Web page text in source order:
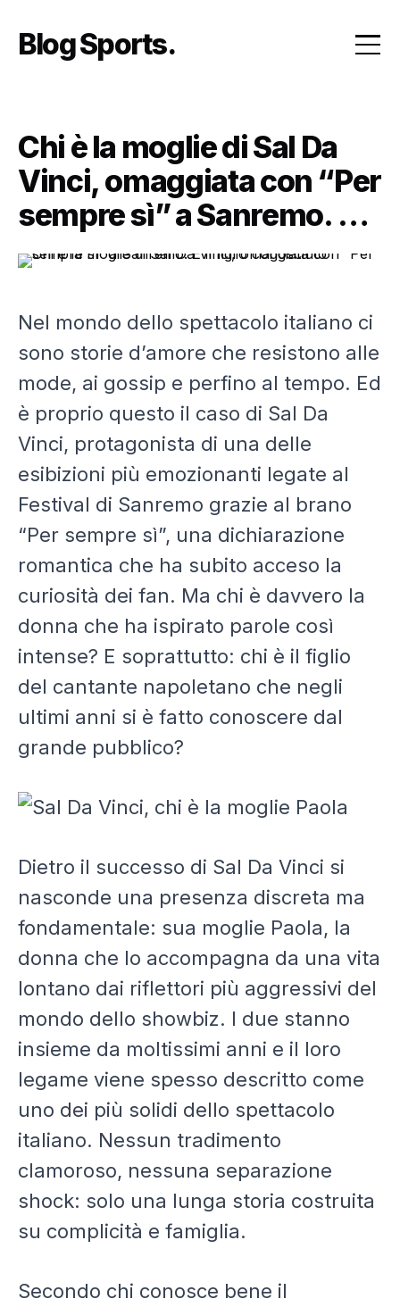
content
Blog Sports
Chi è la moglie di Sal Da
Vinci, omaggiata con “Per
sempre sì” a Sanremo. E il
figlio conosciuto
Nel mondo dello spettacolo italiano ci
sono storie d’amore che resistono alle
mode, ai gossip e perfino al tempo. Ed
è proprio questo il caso di Sal Da
Vinci, protagonista di una delle
esibizioni più emozionanti legate al
Festival di Sanremo grazie al brano
“Per sempre sì”, una dichiarazione
romantica che ha subito acceso la
curiosità dei fan. Ma chi è davvero la
donna che ha ispirato parole così
intense? E soprattutto: chi è il figlio
del cantante napoletano che negli
ultimi anni si è fatto conoscere dal
grande pubblico?
Dietro il successo di Sal Da Vinci si
nasconde una presenza discreta ma
fondamentale: sua moglie Paola, la
donna che lo accompagna da una vita
lontano dai riflettori più aggressivi del
mondo dello showbiz. I due stanno
insieme da moltissimi anni e il loro
legame viene spesso descritto come
uno dei più solidi dello spettacolo
italiano. Nessun tradimento
clamoroso, nessuna separazione
shock: solo una lunga storia costruita
su complicità e famiglia.
Secondo chi conosce bene il